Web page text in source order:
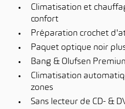
Climatisation et
confort
Préparation crochet
Paquet optique noir
Bang & Olufsen
Climatisation
zones
Sans lecteur de CD- &